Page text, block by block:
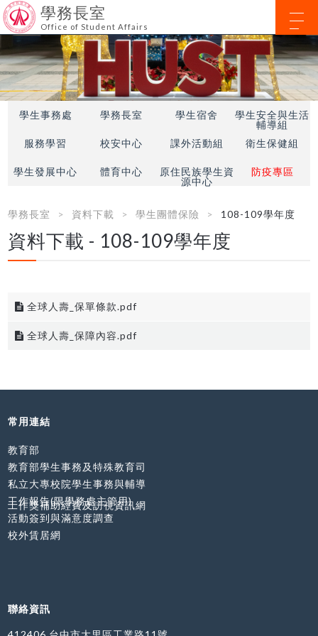
學務長室
Office of Student Affairs
學生事務處 學務長室 學生宿舍
學生安全與生活
輔導組
服務學習
校安中心 課外活動組 衛生保健組
學生發展中心 體育中心
原住民族學生資
源中心
防疫專區
學務長室 資料下載 學生團體保險 108-109學年度
資料下載 - 108-109學年度
全球人壽_保單條款.pdf
全球人壽_保障內容.pdf
常用連結
教育部
教育部學生事務及特殊教育司
私立大專校院學生事務與輔導
工作獎補助經費及訪視資訊網
工作報告(限學務處主管用)
活動簽到與滿意度調查
校外賃居網
聯絡資訊